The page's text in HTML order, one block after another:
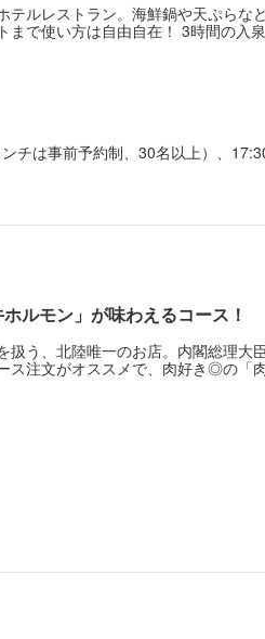
ルレストラン。海鮮鍋や天ぷらな
で使い方は自由自在！ 3時間の入
チは事前予約制、30名以上）、
ルモン」が味わえるコース！
う、北陸唯一のお店。内閣総理大
ス注文がオススメで、肉好き◎の「